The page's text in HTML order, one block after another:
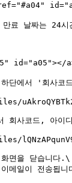
료 날짜는 24
id="a05"></
단에서 '회사코
회사코드, 아이
면을 닫습니다.\